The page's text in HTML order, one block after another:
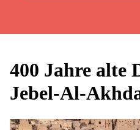
400 Jahre alte
Jebel-Al-